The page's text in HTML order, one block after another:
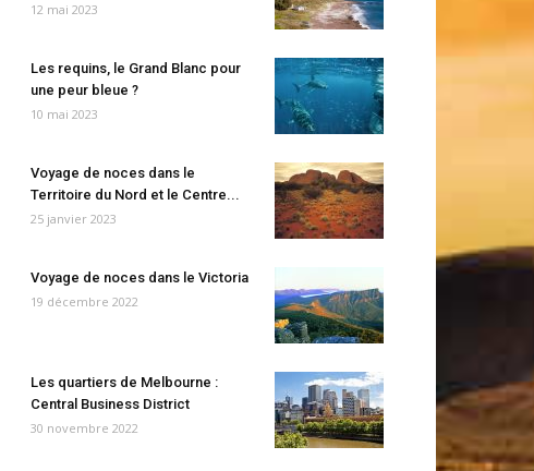
12 mai 2023
Les requins, le Grand Blanc pour
une peur bleue ?
10 mai 2023
Voyage de noces dans le
Territoire du Nord et le Centre...
25 janvier 2023
Voyage de noces dans le Victoria
19 décembre 2022
Les quartiers de Melbourne :
Central Business District
30 novembre 2022